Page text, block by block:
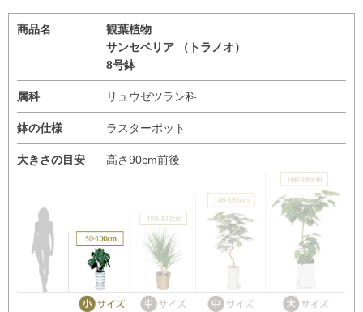
商品名
観葉植物
サンセベリア （トラノオ）
8号鉢
属科 リュウゼツラン科
鉢の仕様 ラスターポット
大きさの目安 高さ90cm前後